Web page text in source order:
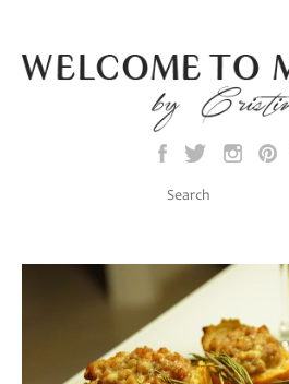
Search this site